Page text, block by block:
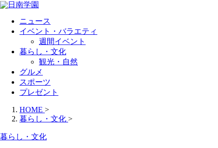
ニュース
イベント・バラエティ
週間イベント
暮らし・文化
観光・自然
グルメ
スポーツ
プレゼント
HOME >
暮らし・文化 >
暮らし・文化